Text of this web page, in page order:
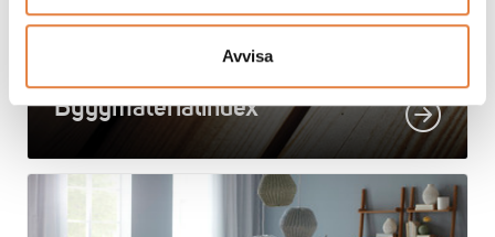
Avvisa
Byggmaterialindex